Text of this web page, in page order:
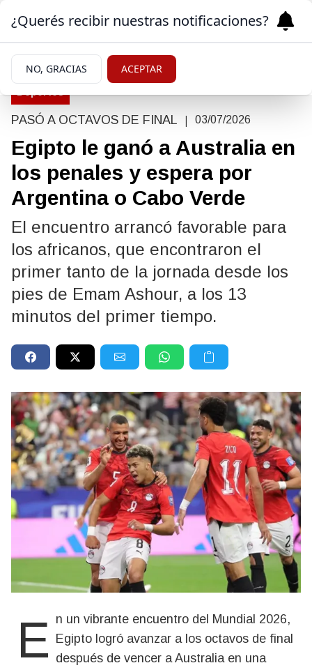
PASÓ A OCTAVOS DE FINAL | 03/07/2026
Egipto le ganó a Australia en
los penales y espera por
Argentina o Cabo Verde
El encuentro arrancó favorable para
los africanos, que encontraron el
primer tanto de la jornada desde los
pies de Emam Ashour, a los 13
minutos del primer tiempo.
En un vibrante encuentro del Mundial 2026,
Egipto logró avanzar a los octavos de final
después de vencer a Australia en una
¿Querés recibir nuestras notificaciones?
NO, GRACIAS ACEPTAR